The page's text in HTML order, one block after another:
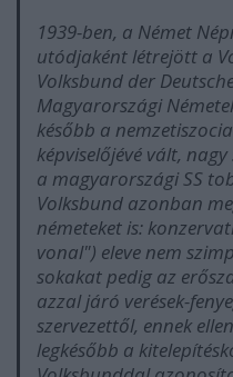
1939-ben, a Német
utódjaként létrejött a
Volksbund der
Magyarországi
később a
képviselőjévé vált,
a magyarországi SS
Volksbund azonban
németeket is:
vonal") eleve nem
sokakat pedig az
azzal járó verések-
szervezettől, ennek
legkésőbb a